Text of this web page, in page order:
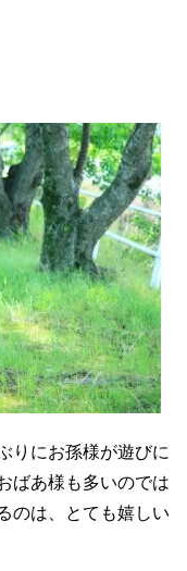
りにお孫様が遊びに
ばあ様も多いのでは
のは、とても嬉しい